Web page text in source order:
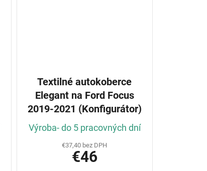
Textilné autokoberce
Elegant na Ford Focus
2019-2021 (Konfigurátor)
Výroba- do 5 pracovných dní
€37,40 bez DPH
€46